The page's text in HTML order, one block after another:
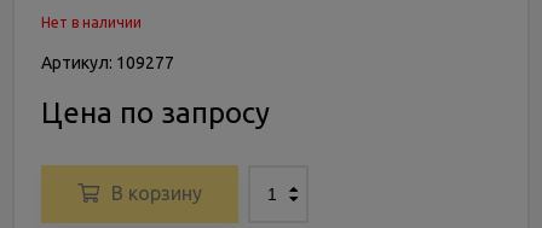
Нет в наличии
Артикул: 109277
Цена по запросу
В корзину